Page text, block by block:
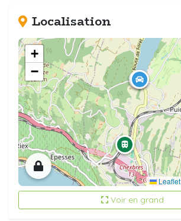
Localisation
+
−
Leaflet
Voir en grand